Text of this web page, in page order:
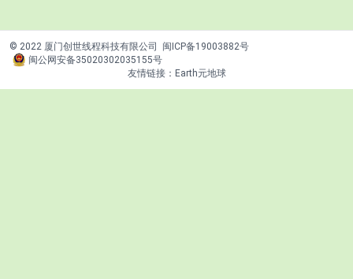
© 2022 厦门创世线程科技有限公司
闽ICP备19003882号
闽公网安备35020302035155号
友情链接： Earth元地球